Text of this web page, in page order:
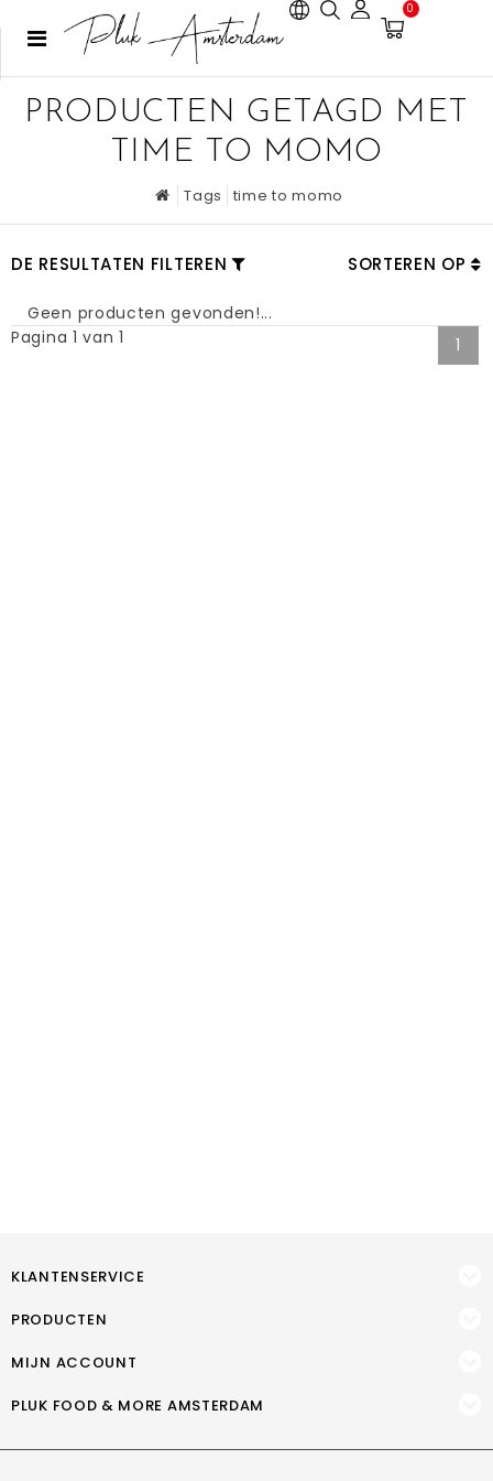
0
PRODUCTEN GETAGD MET
TIME TO MOMO
Tags time to momo
DE RESULTATEN FILTEREN SORTEREN OP
Geen producten gevonden!...
Pagina 1 van 1
1
KLANTENSERVICE
PRODUCTEN
MIJN ACCOUNT
PLUK FOOD & MORE AMSTERDAM